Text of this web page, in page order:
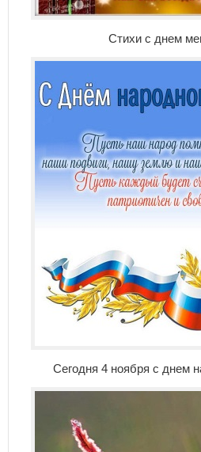
Стихи с днем
Сегодня 4 ноября с днем